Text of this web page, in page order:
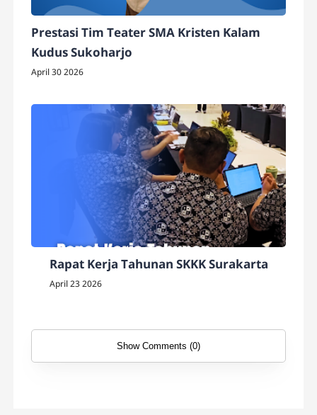
Prestasi Tim Teater SMA Kristen Kalam
Kudus Sukoharjo
April 30 2026
Rapat Kerja Tahunan SKKK Surakarta
April 23 2026
Show Comments (0)